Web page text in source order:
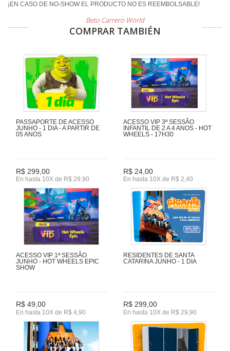
¡EN CASO DE NO-SHOW EL PRODUCTO NO ES REEMBOLSABLE!
Beto Carrero World
COMPRAR TAMBIÉN
PASSAPORTE DE ACESSO
JUNHO - 1 DIA - A PARTIR DE
05 ANOS
R$ 299,00
En hasta 10X de R$ 29,90
ACESSO VIP 3ª SESSÃO
INFANTIL DE 2 A 4 ANOS - HOT
WHEELS - 17H30
R$ 24,00
En hasta 10X de R$ 2,40
ACESSO VIP 1ª SESSÃO
JUNHO - HOT WHEELS EPIC
SHOW
R$ 49,00
En hasta 10X de R$ 4,90
RESIDENTES DE SANTA
CATARINA JUNHO - 1 DIA
R$ 299,00
En hasta 10X de R$ 29,90